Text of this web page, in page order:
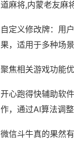
道麻将,内蒙老友麻
自定义修改牌：用
果，适用于多种场
聚焦相关游戏功能优
开心跑得快辅助软
作，通过AI算法调
微信斗牛真的果然